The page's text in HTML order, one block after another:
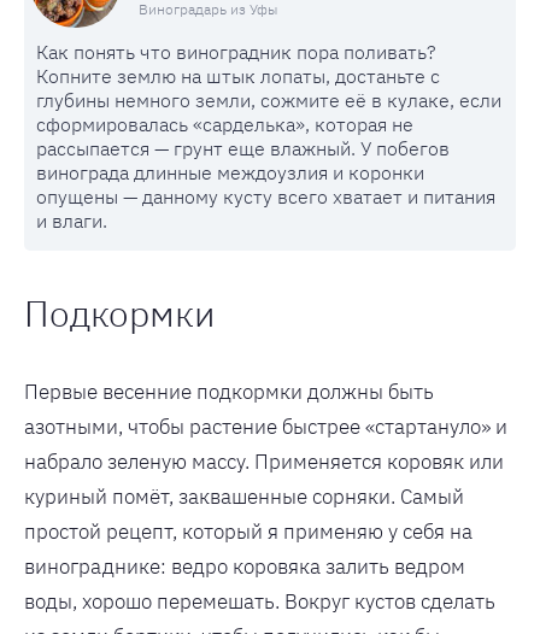
Виноградарь из Уфы
Как понять что виноградник пора поливать?
Копните землю на штык лопаты, достаньте с
глубины немного земли, сожмите её в кулаке, если
сформировалась «сарделька», которая не
рассыпается — грунт еще влажный. У побегов
винограда длинные междоузлия и коронки
опущены — данному кусту всего хватает и питания
и влаги.
Подкормки
Первые весенние подкормки должны быть
азотными, чтобы растение быстрее «стартануло» и
набрало зеленую массу. Применяется коровяк или
куриный помёт, заквашенные сорняки. Самый
простой рецепт, который я применяю у себя на
винограднике: ведро коровяка залить ведром
воды, хорошо перемешать. Вокруг кустов сделать